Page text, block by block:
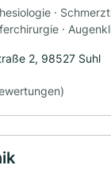
·
·
2, 98527 Suhl